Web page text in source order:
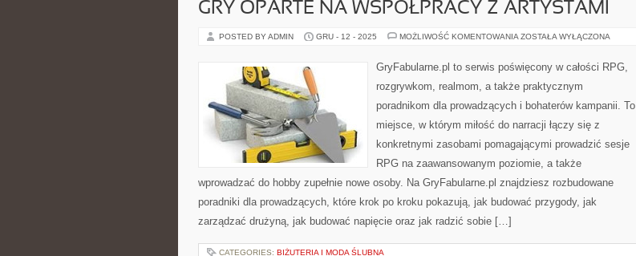
GRY OPARTE NA WSPÓŁPRACY Z ARTYSTAMI
POSTED BY ADMIN GRU - 12 - 2025 MOŻLIWOŚĆ KOMENTOWANIA GRY
WSPÓŁPRACY
Z
ZOSTAŁA WYŁĄCZONA
GryFabularne.pl to serwis poświęcony w całości RPG,
rozgrywkom, realmom, a także praktycznym
poradnikom dla prowadzących i bohaterów kampanii. To
miejsce, w którym miłość do narracji łączy się z
konkretnymi zasobami pomagającymi prowadzić sesje
RPG na zaawansowanym poziomie, a także
wprowadzać do hobby zupełnie nowe osoby. Na GryFabularne.pl znajdziesz rozbudowane
poradniki dla prowadzących, które krok po kroku pokazują, jak budować przygody, jak
zarządzać drużyną, jak budować napięcie oraz jak radzić sobie […]
CATEGORIES: BIŻUTERIA I MODA ŚLUBNA